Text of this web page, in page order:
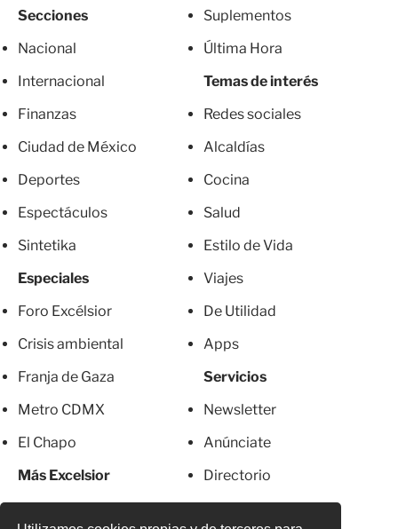
Secciones
Nacional
Internacional
Finanzas
Ciudad de México
Deportes
Espectáculos
Sintetika
Especiales
Foro Excélsior
Crisis ambiental
Franja de Gaza
Metro CDMX
El Chapo
Más Excelsior
Suplementos
Última Hora
Temas de interés
Redes sociales
Alcaldías
Cocina
Salud
Estilo de Vida
Viajes
De Utilidad
Apps
Servicios
Newsletter
Anúnciate
Directorio